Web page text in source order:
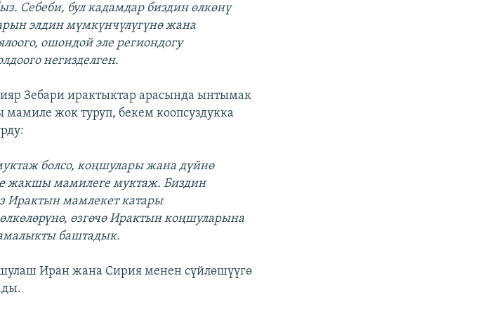
Себеби, бул кадамдар биздин өлкөнү
элдин мүмкүнчүлүгүнө жана
ошондой эле региондогу
негизделген.
Зебари ирактыктар арасында ынтымак
жок туруп, бекем коопсуздукка
болсо, коңшулары жана дүйнө
жакшы мамилеге муктаж. Биздин
Ирактын мамлекет катары
өзгөчө Ирактын коңшуларына
баштадык.
Иран жана Сирия менен сүйлөшүүгө